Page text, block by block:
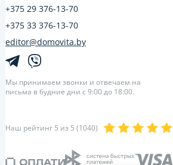
+375 29 376-13-70
+375 33 376-13-70
editor@domovita.by
Мы принимаем звонки и отвечаем на
письма в будние дни с 9:00 до 18:00.
Наш рейтинг 5 из 5 (1040)